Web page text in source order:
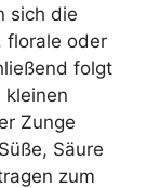
sich die
florale oder
folgt
kleinen
Zunge
Säure
zum